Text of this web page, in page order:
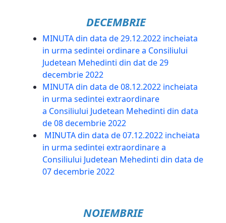
DECEMBRIE
MINUTA din data de 29.12.2022 incheiata
in urma sedintei ordinare a Consiliului
Judetean Mehedinti din dat de 29
decembrie 2022
MINUTA din data de 08.12.2022 incheiata
in urma sedintei extraordinare
a Consiliului Judetean Mehedinti din data
de 08 decembrie 2022
MINUTA din data de 07.12.2022 incheiata
in urma sedintei extraordinare a
Consiliului Judetean Mehedinti din data de
07 decembrie 2022
NOIEMBRIE